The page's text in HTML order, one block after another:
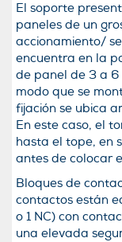
El soporte
paneles de un
accionamiento/
encuentra en la
de panel de 3 a 6
modo que se
fijación se ubica
En este caso, el
hasta el tope, en
antes de colocar
Bloques de
contactos están
o 1 NC) con
una elevada